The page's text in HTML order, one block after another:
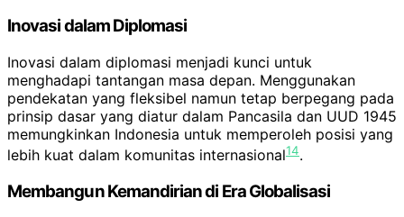
Inovasi dalam Diplomasi
Inovasi dalam diplomasi menjadi kunci untuk
menghadapi tantangan masa depan. Menggunakan
pendekatan yang fleksibel namun tetap berpegang pada
prinsip dasar yang diatur dalam Pancasila dan UUD 1945
memungkinkan Indonesia untuk memperoleh posisi yang
lebih kuat dalam komunitas internasional14.
Membangun Kemandirian di Era Globalisasi